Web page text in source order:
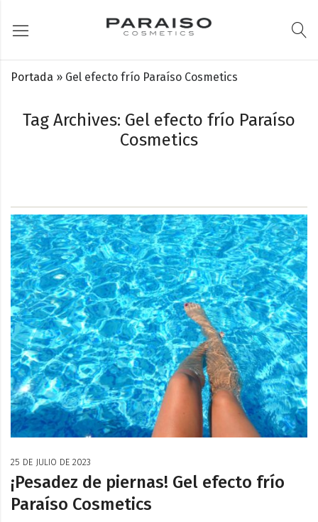
Tag Archives: Gel efecto frío Paraíso
Cosmetics
Portada » Gel efecto frío Paraíso Cosmetics
25 DE JULIO DE 2023
¡Pesadez de piernas! Gel efecto frío
Paraíso Cosmetics